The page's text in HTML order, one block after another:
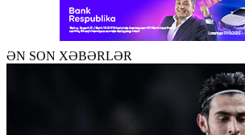
ƏN SON XƏBƏRLƏR